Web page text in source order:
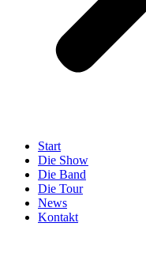
Start
Die Show
Die Band
Die Tour
News
Kontakt